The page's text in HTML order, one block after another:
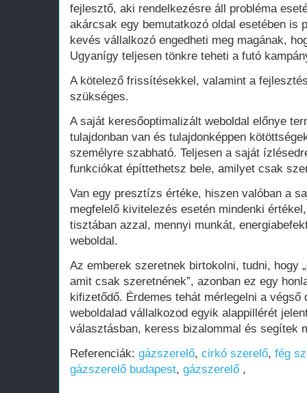
fejlesztő, aki rendelkezésre áll probléma
akárcsak egy bemutatkozó oldal esetében is
kevés vállalkozó engedheti meg magának,
Ugyanígy teljesen tönkre teheti a futó
A kötelező frissítésekkel, valamint a
szükséges.
A saját keresőoptimalizált weboldal előnye
tulajdonban van és tulajdonképpen
személyre szabható. Teljesen a saját
funkciókat építtethetsz bele, amilyet csak
Van egy presztízs értéke, hiszen valóban a
megfelelő kivitelezés esetén mindenki
tisztában azzal, mennyi munkát,
weboldal.
Az emberek szeretnek birtokolni, tudni, hogy
amit csak szeretnének”, azonban ez egy
kifizetődő. Érdemes tehát mérlegelni a végső
weboldalad vállalkozod egyik alappillérét
választásban, keress bizalommal és segítek
Referenciák: gázszerelő, cirkó szerelő, fég
gázszerelő budapest, gázszerelő ,